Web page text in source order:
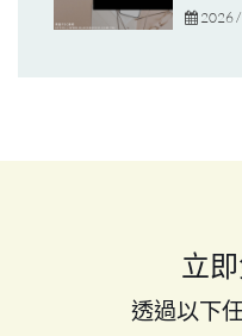
2026
立
透過以下